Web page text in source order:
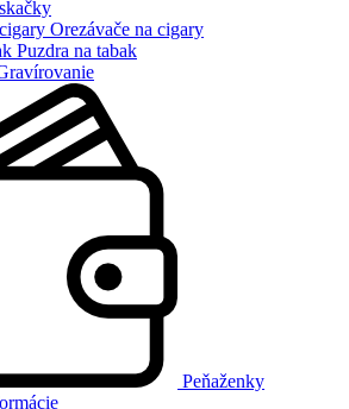
Orezávače na cigary
Puzdra na tabak
Peňaženky